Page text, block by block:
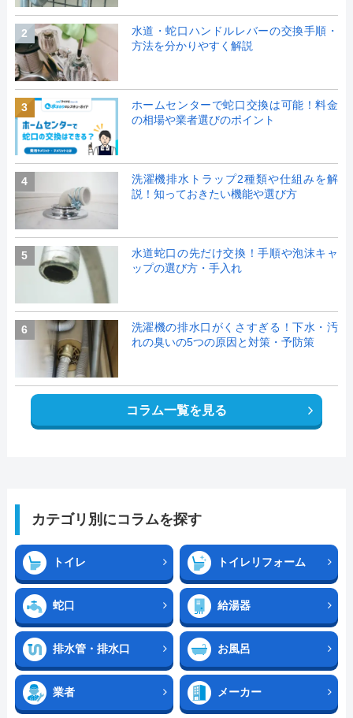
2
水道・蛇口ハンドルレバーの交換手順・
方法を分かりやすく解説
3
ホームセンターで蛇口交換は可能！料金
の相場や業者選びのポイント
4
洗濯機排水トラップ2種類や仕組みを解
説！知っておきたい機能や選び方
5
水道蛇口の先だけ交換！手順や泡沫キャ
ップの選び方・手入れ
6
洗濯機の排水口がくさすぎる！下水・汚
れの臭いの5つの原因と対策・予防策
コラム一覧を見る
カテゴリ別にコラムを探す
トイレ トイレリフォーム
蛇口 給湯器
排水管・排水口 お風呂
業者 メーカー